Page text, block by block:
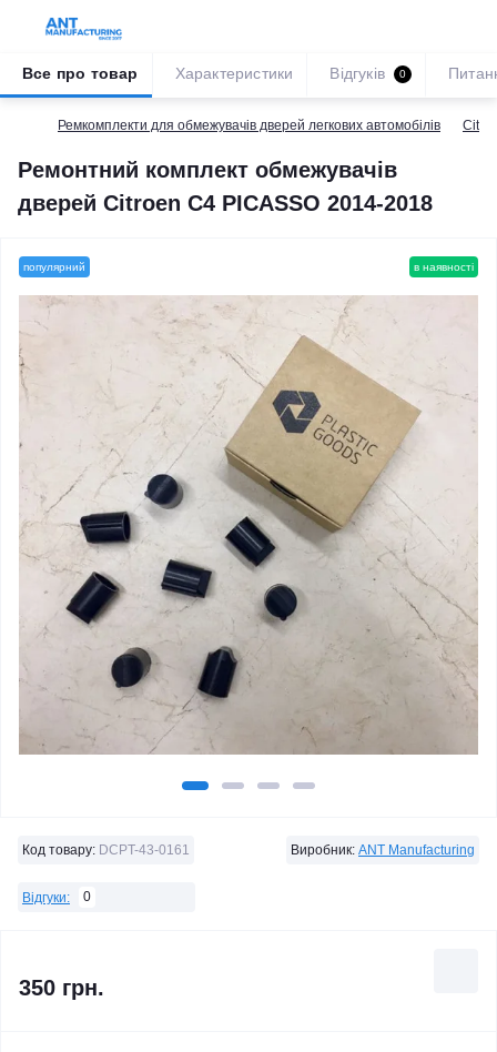
Ремкомплекти для обмежувачів дверей легкових автомобілів
Ремонтний комплект обмежувачів
дверей Citroen C4 PICASSO 2014-2018
Все про товар Характеристики Відгуків 0
популярний в наявності
Код товару: DCPT-43-0161 Виробник: ANT Manufacturing
Відгуки: 0
350 грн.